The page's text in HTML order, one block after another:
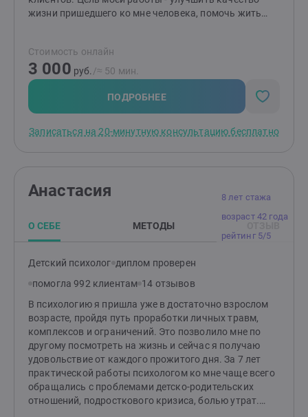
консультациях и помогу вам достичь личной
жизни пришедшего ко мне человека, помочь жить
Пробудить интерес к себе и окружающему миру.
Стоимость онлайн
3 000 руб. /≈ 50 мин.
ПОДРОБНЕЕ
Записаться на 20-минутную консультацию бесплатно
8 лет стажа
возраст 42 года
рейтинг 5/5
Анастасия
О СЕБЕ МЕТОДЫ
Детский психолог диплом проверен
помогла 992 клиентам 14 отзывов
В психологию я пришла уже в достаточно взрослом
возрасте, пройдя путь проработки личных травм,
комплексов и ограничений. Это позволило мне по
другому посмотреть на жизнь и сейчас я получаю
удовольствие от каждого прожитого дня. За 7 лет
практической работы психологом ко мне чаще всего
обращались с проблемами детско-родительских
отношений, подросткового кризиса, болью утрат.